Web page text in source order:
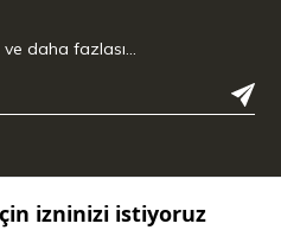
daha fazlası…